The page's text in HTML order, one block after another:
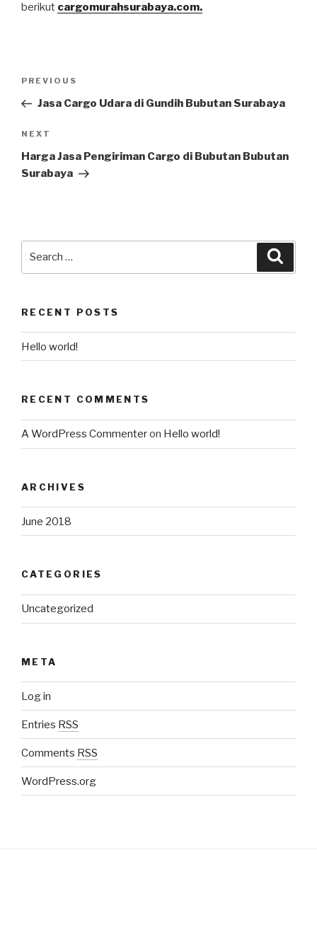
berikut cargomurahsurabaya.com.
PREVIOUS
Jasa Cargo Udara di Gundih Bubutan Surabaya
NEXT
Harga Jasa Pengiriman Cargo di Bubutan Bubutan
Surabaya
RECENT POSTS
Hello world!
RECENT COMMENTS
A WordPress Commenteron Hello world!
ARCHIVES
June 2018
CATEGORIES
Uncategorized
META
Log in
Entries RSS
Comments RSS
WordPress.org